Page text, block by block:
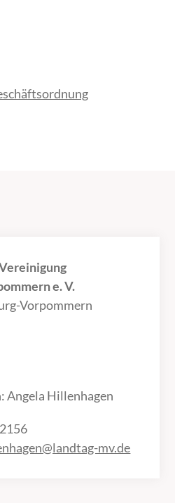
e. V.
Vorpommern
Angela Hillenhagen
mv.de